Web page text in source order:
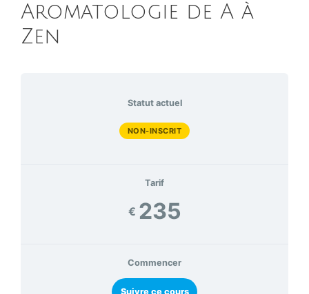
Aromatologie de A à
Zen
Statut actuel
NON-INSCRIT
Tarif
€ 235
Commencer
Suivre ce cours